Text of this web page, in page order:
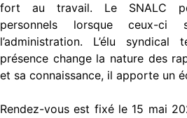
fort au travail. Le SNALC
personnels lorsque ceux-ci
l’administration. L’élu
présence change la nature des
et sa connaissance, il apporte un
Rendez-vous est fixé le 15 mai